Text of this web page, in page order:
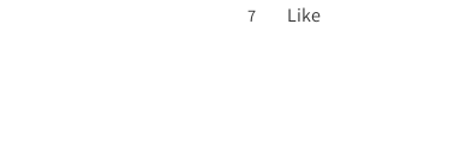
Like
7